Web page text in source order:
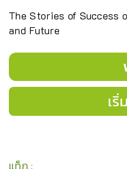
The Stories of Success
and Future
เริ่
แท็ก :